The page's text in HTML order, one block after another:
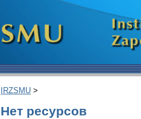
IRZSMU >
Нет ресурсов